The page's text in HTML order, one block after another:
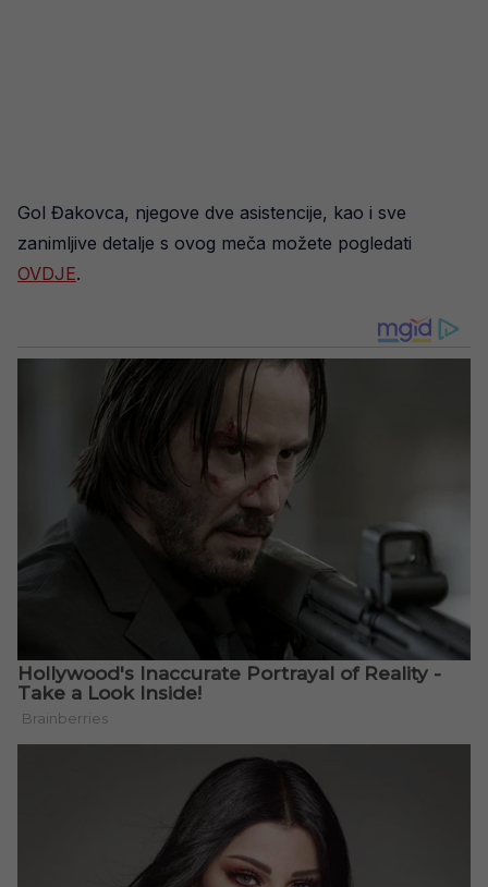
Gol Đakovca, njegove dve asistencije, kao i sve
zanimljive detalje s ovog meča možete pogledati
OVDJE.